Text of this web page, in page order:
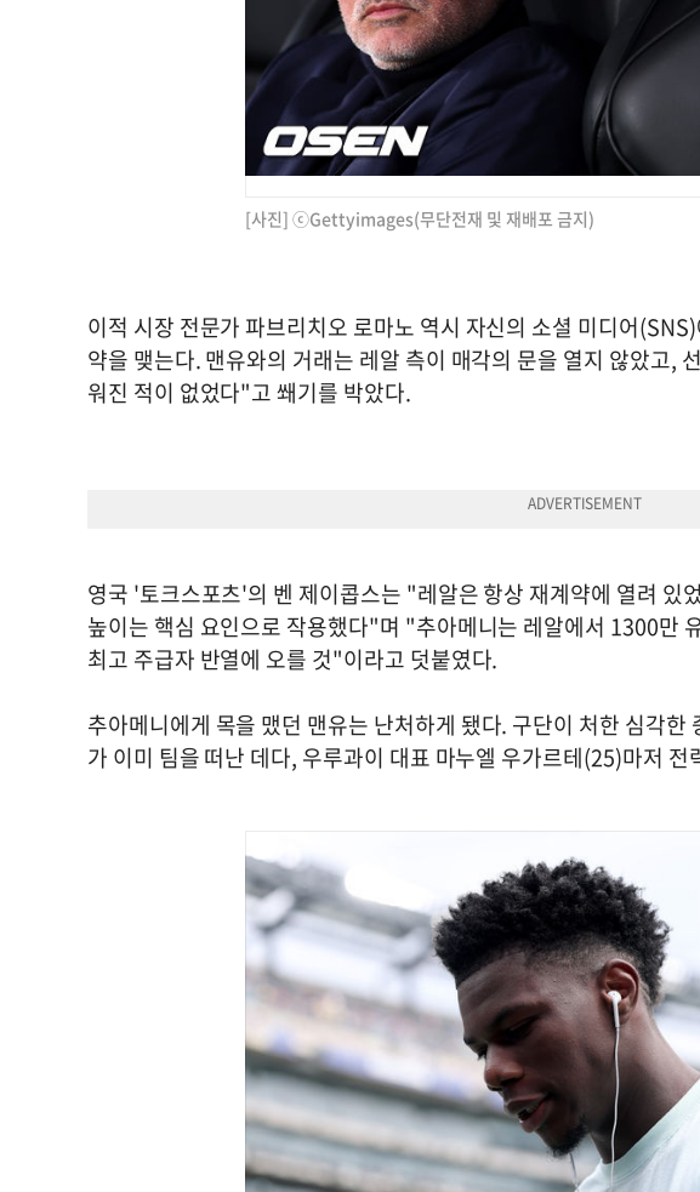
[사진] ⓒGettyimages(무단전재 및 재배포 금지)
이적 시장 전문가 파브리치오 로마노 역시 자신의 소셜 미디어
약을 맺는다. 맨유와의 거래는 레알 측이 매각의 문을 열지 않았고,
워진 적이 없었다"고 쐐기를 박았다.
영국 '토크스포츠'의 벤 제이콥스는 "레알은 항상 재계약에 열려 있
높이는 핵심 요인으로 작용했다"며 "추아메니는 레알에서 1300만
최고 주급자 반열에 오를 것"이라고 덧붙였다.
추아메니에게 목을 맸던 맨유는 난처하게 됐다. 구단이 처한 심각
가 이미 팀을 떠난 데다, 우루과이 대표 마누엘 우가르테(25)마저 전